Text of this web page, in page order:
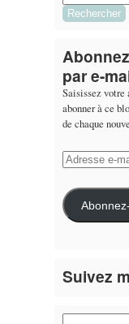
par e-
Saisissez votre
abonner à ce
de chaque
Adresse
e-
mail
Suivez